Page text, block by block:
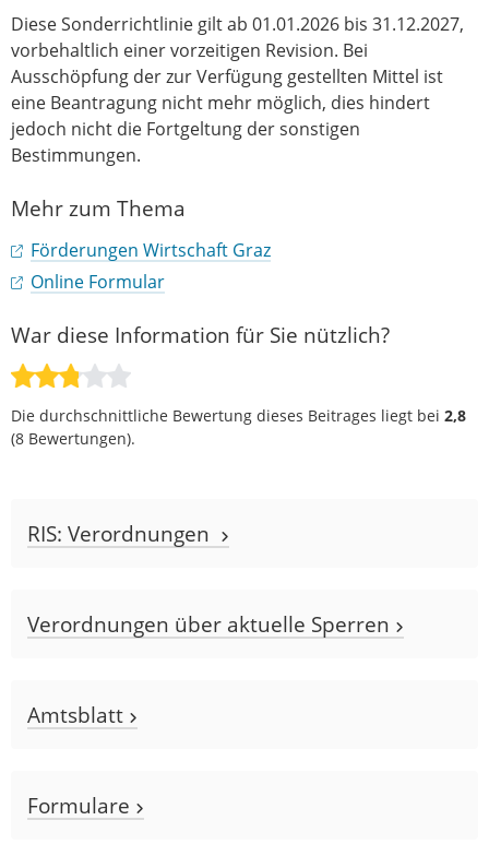
Diese Sonderrichtlinie gilt ab 01.01.2026 bis 31.12.2027,
vorbehaltlich einer vorzeitigen Revision. Bei
Ausschöpfung der zur Verfügung gestellten Mittel ist
eine Beantragung nicht mehr möglich, dies hindert
jedoch nicht die Fortgeltung der sonstigen
Bestimmungen.
Mehr zum Thema
Förderungen Wirtschaft Graz
Online Formular
War diese Information für Sie nützlich?
Die durchschnittliche Bewertung dieses Beitrages liegt bei 2,8
(8 Bewertungen).
RIS: Verordnungen
Verordnungen über aktuelle Sperren
Amtsblatt
Formulare